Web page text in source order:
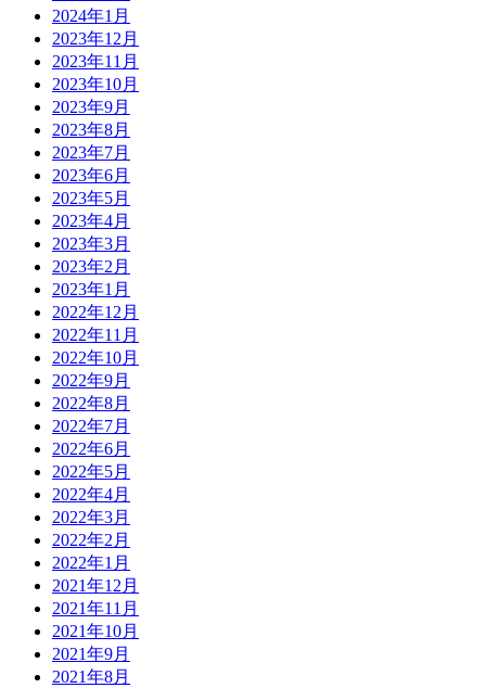
2024年1月
2023年12月
2023年11月
2023年10月
2023年9月
2023年8月
2023年7月
2023年6月
2023年5月
2023年4月
2023年3月
2023年2月
2023年1月
2022年12月
2022年11月
2022年10月
2022年9月
2022年8月
2022年7月
2022年6月
2022年5月
2022年4月
2022年3月
2022年2月
2022年1月
2021年12月
2021年11月
2021年10月
2021年9月
2021年8月